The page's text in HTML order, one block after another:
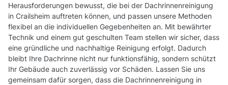
Herausforderungen bewusst, die bei der Dachrinnenreinigung
in Crailsheim auftreten können, und passen unsere Methoden
flexibel an die individuellen Gegebenheiten an. Mit bewährter
Technik und einem gut geschulten Team stellen wir sicher, dass
eine gründliche und nachhaltige Reinigung erfolgt. Dadurch
bleibt Ihre Dachrinne nicht nur funktionsfähig, sondern schützt
Ihr Gebäude auch zuverlässig vor Schäden. Lassen Sie uns
gemeinsam dafür sorgen, dass die Dachrinnenreinigung in